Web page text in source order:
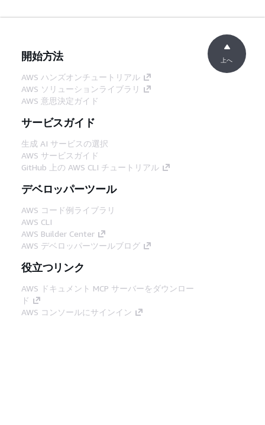
開始方法
AWS ハンズオンチュートリアル
AWS ソリューションライブラリ
AWS 意思決定ガイド
サービスガイド
生成 AI サービスの選択
AWS サービスガイド
GitHub 上の AWS CLI チュートリアル
デベロッパーツール
AWS コード例ライブラリ
AWS CLI
AWS Builder Center
AWS デベロッパーツールブログ
役立つリンク
AWS ドキュメント MCP サーバーをダウンロー
ド
AWS コンソールにサインイン
上へ